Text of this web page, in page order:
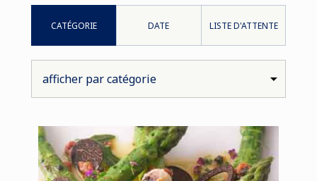
CATÉGORIE DATE LISTE D'ATTENTE